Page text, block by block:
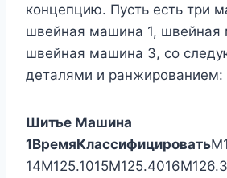
концепцию. Пусть есть три
швейная машина 1, швейная
швейная машина 3, со
деталями и ранжированием:
Шитье Машина
1ВремяКлассифицировать